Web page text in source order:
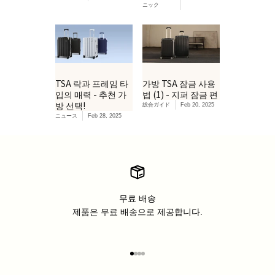
ニック
TSA 락과 프레임 타
입의 매력 - 추천 가
방 선택!
ニュース Feb 28, 2025
가방 TSA 잠금 사용
법 (1) - 지퍼 잠금 편
総合ガイド Feb 20, 2025
무료 배송
제품은 무료 배송으로 제공합니다.